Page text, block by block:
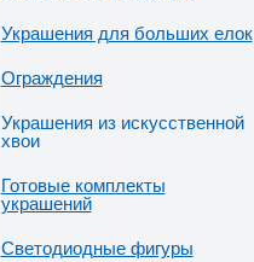
Украшения для больших елок
Ограждения
Украшения из искусственной
хвои
Готовые комплекты
украшений
Светодиодные фигуры